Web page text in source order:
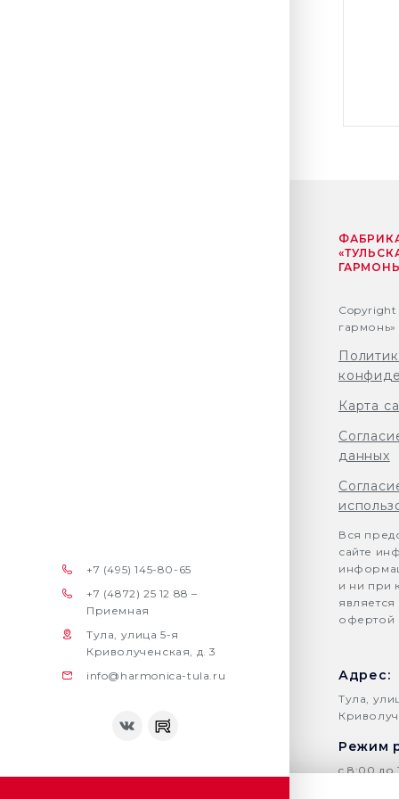
+7 (495) 145-80-65
+7 (4872) 25 12 88 –
Приемная
Тула, улица 5-я
Криволученская, д. 3
info@harmonica-tula.ru
Copyright
гармонь»
Карта
данных
Вся
сайте
и ни при
офертой
Адрес:
Тула,
Режим
c 8:00 до